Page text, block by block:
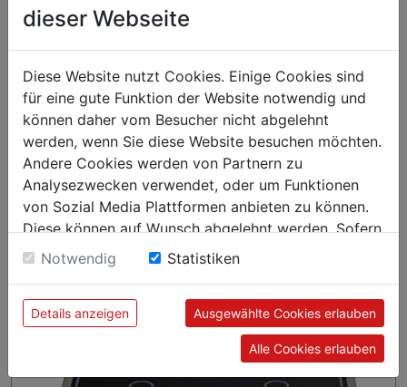
€ 1686,75
exkl. MwSt. (€ 2024,10 inkl. MwSt.) zzgl.Versandkosten
Lieferzeit: 5-7 Werktage
^
^
IN DEN WARENKORB
dieser Webseite
Diese Website nutzt Cookies. Einige Cookies sind
für eine gute Funktion der Website notwendig und
können daher vom Besucher nicht abgelehnt
werden, wenn Sie diese Website besuchen möchten.
Andere Cookies werden von Partnern zu
Analysezwecken verwendet, oder um Funktionen
von Sozial Media Plattformen anbieten zu können.
Diese können auf Wunsch abgelehnt werden. Sofern
sie unsere Webseite weiter nutzen, geben Sie
Einwilligung zu unseren Cookies.
Notwendig Statistiken
Details anzeigen Ausgewählte Cookies erlauben
Alle Cookies erlauben